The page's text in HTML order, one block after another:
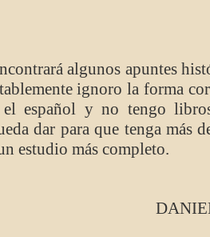
algunos apuntes
ignoro la forma
español y no tengo
dar para que tenga más
estudio más completo.